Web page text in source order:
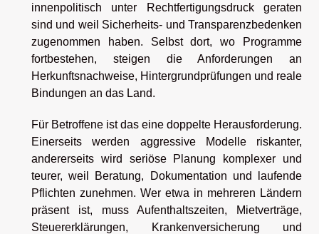
innenpolitisch unter Rechtfertigungsdruck geraten
sind und weil Sicherheits- und Transparenzbedenken
zugenommen haben. Selbst dort, wo Programme
fortbestehen, steigen die Anforderungen an
Herkunftsnachweise, Hintergrundprüfungen und reale
Bindungen an das Land.
Für Betroffene ist das eine doppelte Herausforderung.
Einerseits werden aggressive Modelle riskanter,
andererseits wird seriöse Planung komplexer und
teurer, weil Beratung, Dokumentation und laufende
Pflichten zunehmen. Wer etwa in mehreren Ländern
präsent ist, muss Aufenthaltszeiten, Mietverträge,
Steuererklärungen, Krankenversicherung und